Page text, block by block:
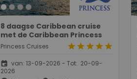
8 daagse Caribbean cruise
met de Caribbean Princess
Princess Cruises starstarstarstarstar
event van: 13-09-2026 - Tot: 20-09-
2026